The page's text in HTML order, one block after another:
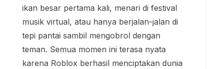
ikan besar pertama kali, menari di festival
musik virtual, atau hanya berjalan-jalan di
tepi pantai sambil mengobrol dengan
teman. Semua momen ini terasa nyata
karena Roblox berhasil menciptakan dunia